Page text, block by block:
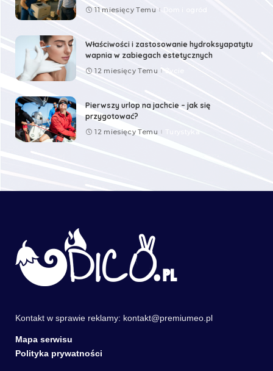
11 miesięcy Temu
Właściwości i zastosowanie hydroksyapatytu
wapnia w zabiegach estetycznych
12 miesięcy Temu
Pierwszy urlop na jachcie – jak się
przygotować?
12 miesięcy Temu Turystyka
Kontakt w sprawie reklamy: kontakt@premiumeo.pl
Mapa serwisu
Polityka prywatności